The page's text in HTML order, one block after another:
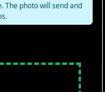
The photo will send and